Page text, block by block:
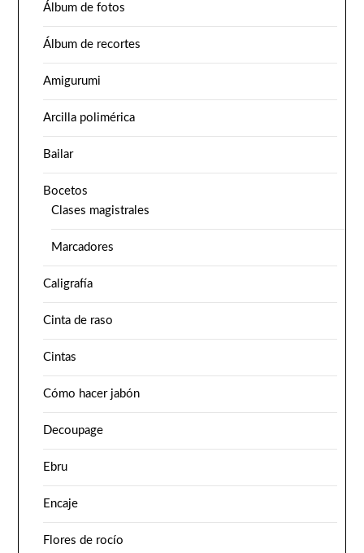
Álbum de fotos
Álbum de recortes
Amigurumi
Arcilla polimérica
Bailar
Bocetos
Clases magistrales
Marcadores
Caligrafía
Cinta de raso
Cintas
Cómo hacer jabón
Decoupage
Ebru
Encaje
Flores de rocío